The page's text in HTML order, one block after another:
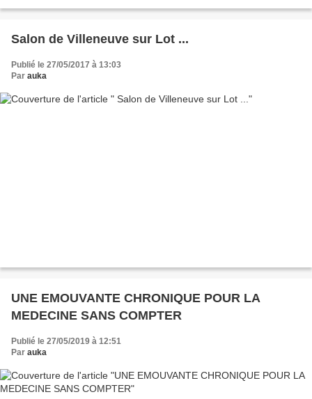
Salon de Villeneuve sur Lot ...
Publié le 27/05/2017 à 13:03
Par auka
UNE EMOUVANTE CHRONIQUE POUR LA
MEDECINE SANS COMPTER
Publié le 27/05/2019 à 12:51
Par auka